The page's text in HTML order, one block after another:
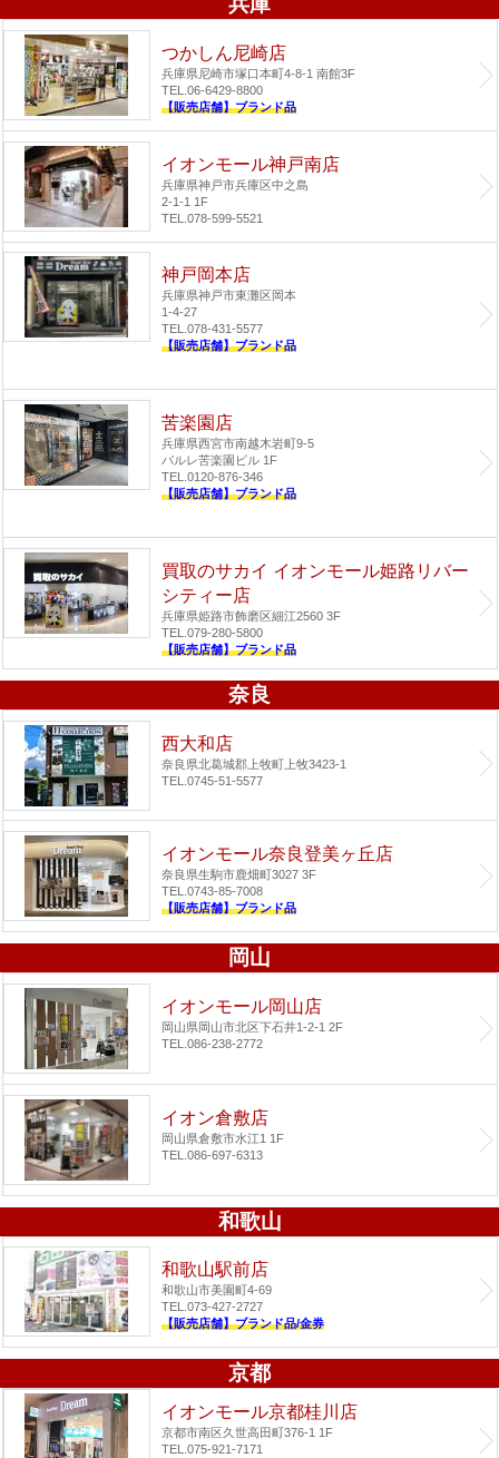
つかしん尼崎店
兵庫県尼崎市塚口本町4-8-1 南館3F
TEL.06-6429-8800
【販売店舗】ブランド品
イオンモール神戸南店
兵庫県神戸市兵庫区中之島
2-1-1 1F
TEL.078-599-5521
神戸岡本店
兵庫県神戸市東灘区岡本
1-4-27
TEL.078-431-5577
【販売店舗】ブランド品
苦楽園店
兵庫県西宮市南越木岩町9-5
パルレ苦楽園ビル 1F
TEL.0120-876-346
【販売店舗】ブランド品
買取のサカイ イオンモール姫路リバー
シティー店
兵庫県姫路市飾磨区細江2560 3F
TEL.079-280-5800
【販売店舗】ブランド品
奈良
西大和店
奈良県北葛城郡上牧町上牧3423-1
TEL.0745-51-5577
イオンモール奈良登美ヶ丘店
奈良県生駒市鹿畑町3027 3F
TEL.0743-85-7008
【販売店舗】ブランド品
岡山
イオンモール岡山店
岡山県岡山市北区下石井1-2-1 2F
TEL.086-238-2772
イオン倉敷店
岡山県倉敷市水江1 1F
TEL.086-697-6313
和歌山
和歌山駅前店
和歌山市美園町4-69
TEL.073-427-2727
【販売店舗】ブランド品/金券
京都
イオンモール京都桂川店
京都市南区久世高田町376-1 1F
TEL.075-921-7171